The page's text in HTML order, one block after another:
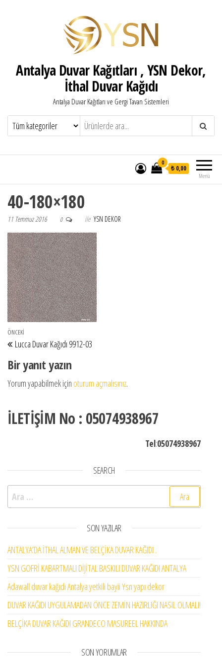
Antalya Duvar Kağıtları , YSN Dekor,
İthal Duvar Kağıdı
Antalya Duvar Kağıtları ve Gergi Tavan Sistemleri
Menü
0
₺ 0,00
40-180×180
11 Temmuz 2016 0 ile YSN DEKOR
Yazı gezinmesi
Önceki Yazı
ÖNCEKI
Lucca Duvar Kağıdı 9912-03
Bir yanıt yazın
Yorum yapabilmek için oturum açmalısınız.
İLETİŞİM No : 05074938967
Tel:05074938967
SEARCH
Arama:
SON YAZILAR
ANTALYA’DA İTHAL ALMAN VE BELÇİKA DUVAR KAĞIDI .
YSN GOFRİ KABARTMALI DİJİTAL BASKILI DUVAR KAĞIDI ANTALYA
Adawall duvar kağıdı Antalya yetkili bayii Ysn yapı dekor
DUVAR KAĞIDI UYGULAMADAN ÖNCE ZEMİN HAZIRLIĞI NASIL OLMALI!
BELÇİKA DUVAR KAĞIDI GRANDECO MASUREEL HAKKINDA
SON YORUMLAR